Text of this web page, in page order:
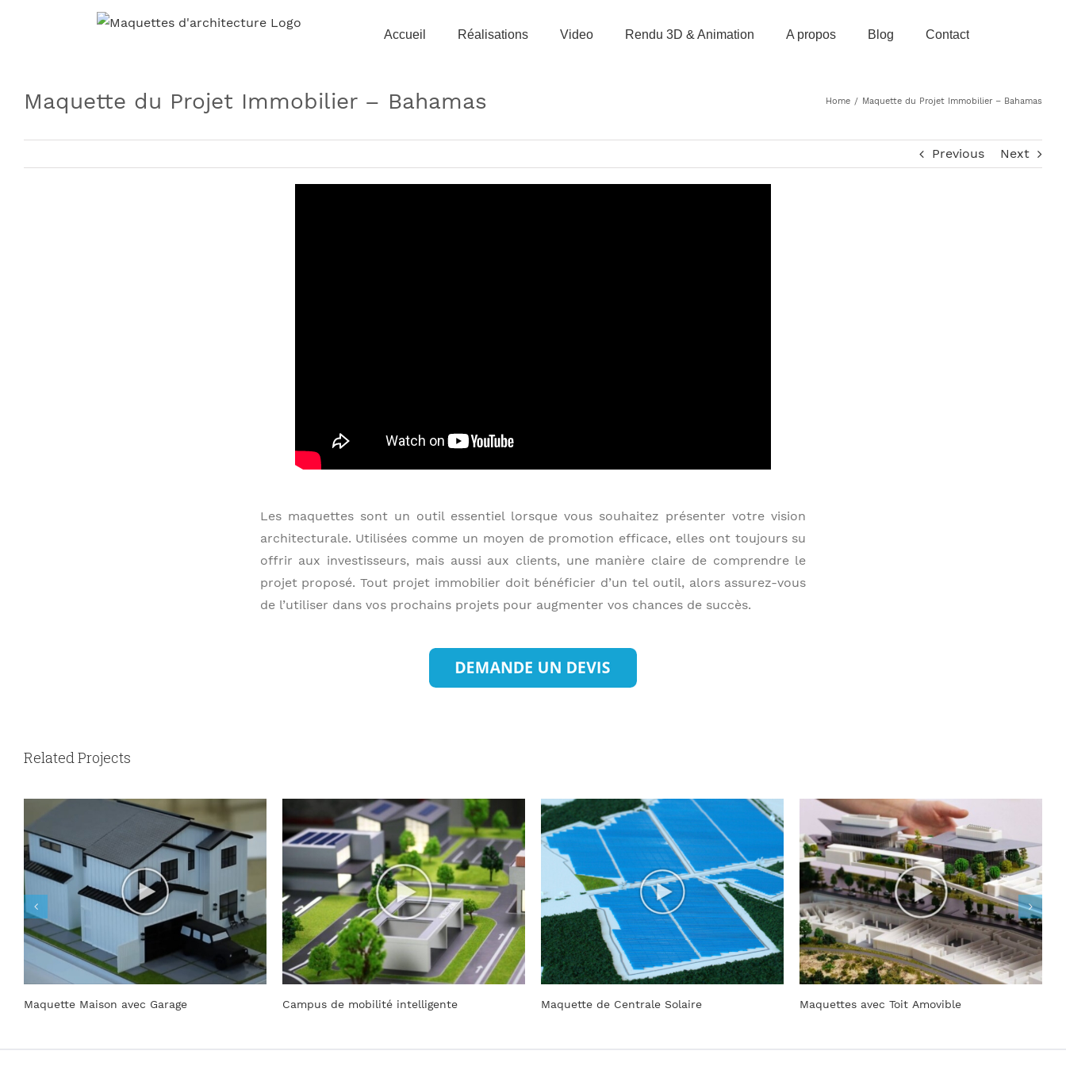
Accueil Réalisations Video Rendu 3D & Animation A propos Blog Contact
Maquette du Projet Immobilier – Bahamas Home / Maquette du Projet Immobilier – Bahamas
Previous Next
Les maquettes sont un outil essentiel lorsque vous souhaitez présenter votre vision
architecturale. Utilisées comme un moyen de promotion efficace, elles ont toujours su
offrir aux investisseurs, mais aussi aux clients, une manière claire de comprendre le
projet proposé. Tout projet immobilier doit bénéficier d’un tel outil, alors assurez-vous
de l’utiliser dans vos prochains projets pour augmenter vos chances de succès.
Related Projects
Maquette Maison avec Garage Campus de mobilité intelligente Maquette de Centrale Solaire Maquettes avec Toit Amovible